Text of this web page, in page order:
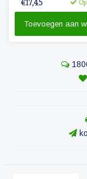
planbord
Toevoegen aan